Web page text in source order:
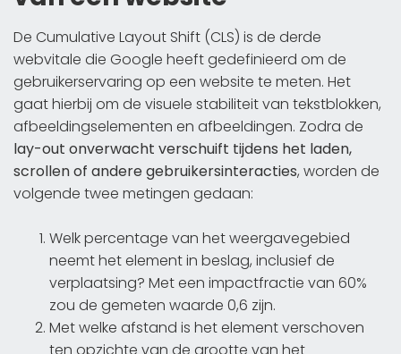
De Cumulative Layout Shift (CLS) is de derde
webvitale die Google heeft gedefinieerd om de
gebruikerservaring op een website te meten. Het
gaat hierbij om de visuele stabiliteit van tekstblokken,
afbeeldingselementen en afbeeldingen. Zodra de
lay-out onverwacht verschuift tijdens het laden,
scrollen of andere gebruikersinteracties, worden de
volgende twee metingen gedaan:
Welk percentage van het weergavegebied
neemt het element in beslag, inclusief de
verplaatsing? Met een impactfractie van 60%
zou de gemeten waarde 0,6 zijn.
Met welke afstand is het element verschoven